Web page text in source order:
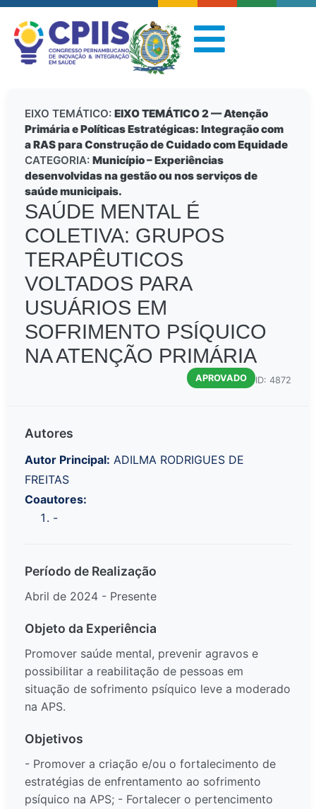
EIXO TEMÁTICO: EIXO TEMÁTICO 2 — Atenção
Primária e Políticas Estratégicas: Integração com
a RAS para Construção de Cuidado com Equidade
CATEGORIA: Município – Experiências
desenvolvidas na gestão ou nos serviços de
saúde municipais.
SAÚDE MENTAL É
COLETIVA: GRUPOS
TERAPÊUTICOS
VOLTADOS PARA
USUÁRIOS EM
SOFRIMENTO PSÍQUICO
NA ATENÇÃO PRIMÁRIA
APROVADO ID: 4872
Autores
Autor Principal: ADILMA RODRIGUES DE
FREITAS
Coautores:
-
Período de Realização
Abril de 2024 - Presente
Objeto da Experiência
Promover saúde mental, prevenir agravos e
possibilitar a reabilitação de pessoas em
situação de sofrimento psíquico leve a moderado
na APS.
Objetivos
- Promover a criação e/ou o fortalecimento de
estratégias de enfrentamento ao sofrimento
psíquico na APS; - Fortalecer o pertencimento